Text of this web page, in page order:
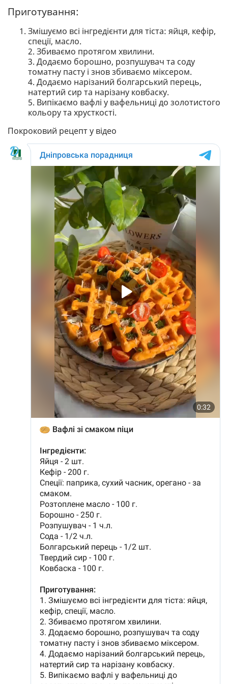
Приготування:
Змішуємо всі інгредієнти для тіста: яйця, кефір,
спеції, масло.
2. Збиваємо протягом хвилини.
3. Додаємо борошно, розпушувач та соду
томатну пасту і знов збиваємо міксером.
4. Додаємо нарізаний болгарський перець,
натертий сир та нарізану ковбаску.
5. Випікаємо вафлі у вафельниці до золотистого
кольору та хрусткості.
Покроковий рецепт у відео